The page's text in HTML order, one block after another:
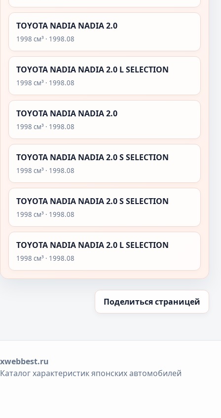
TOYOTA NADIA NADIA 2.0
1998 см³ · 1998.08
TOYOTA NADIA NADIA 2.0 L SELECTION
1998 см³ · 1998.08
TOYOTA NADIA NADIA 2.0
1998 см³ · 1998.08
TOYOTA NADIA NADIA 2.0 S SELECTION
1998 см³ · 1998.08
TOYOTA NADIA NADIA 2.0 S SELECTION
1998 см³ · 1998.08
TOYOTA NADIA NADIA 2.0 L SELECTION
1998 см³ · 1998.08
Поделиться страницей
xwebbest.ru
Каталог характеристик японских автомобилей